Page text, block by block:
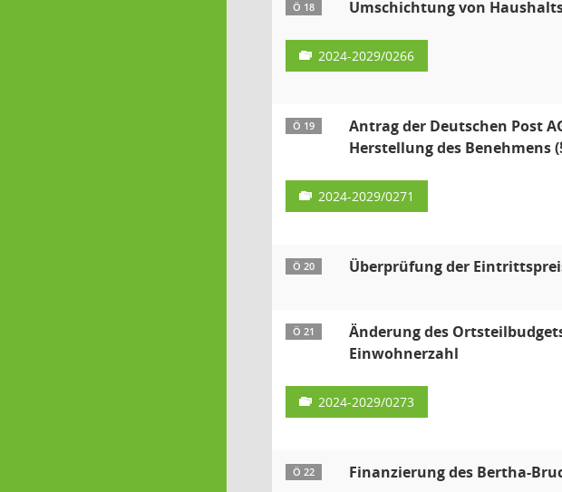
Ö 18 Umschichtung von
2024-2029/0266
Ö 19
Antrag der Deutschen Post
Herstellung des Benehmens
2024-2029/0271
Ö 20 Überprüfung der
Ö 21
Änderung des
Einwohnerzahl
2024-2029/0273
Ö 22 Finanzierung des Bertha-